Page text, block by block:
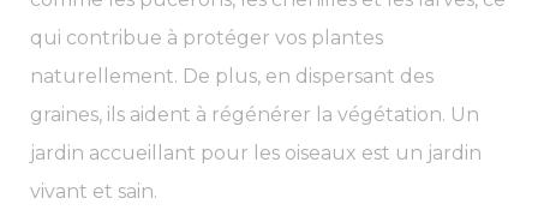
qui contribue à protéger vos plantes
naturellement. De plus, en dispersant des
graines, ils aident à régénérer la végétation. Un
jardin accueillant pour les oiseaux est un jardin
vivant et sain.